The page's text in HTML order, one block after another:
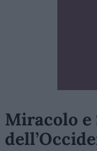
Miracolo e